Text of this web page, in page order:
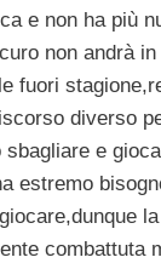
e non ha più
non andrà
fuori
diverso
e
estremo
combattuta